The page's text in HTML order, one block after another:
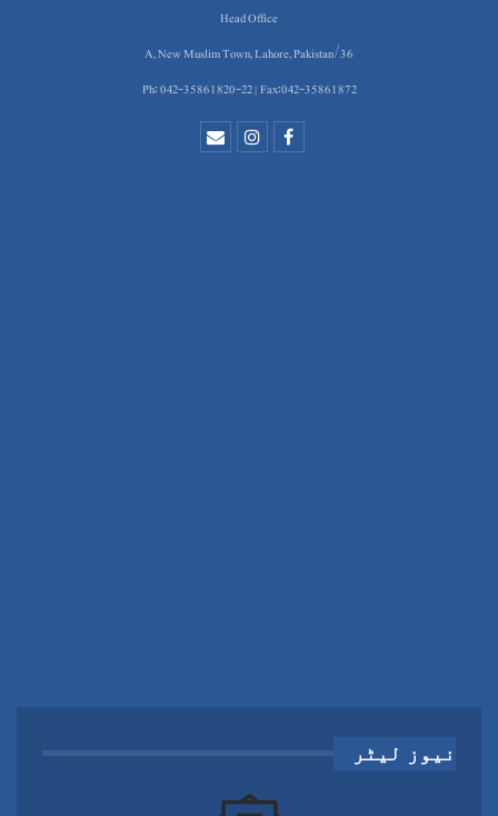
Head Office
36/A, New Muslim Town, Lahore, Pakistan
Ph: 042-35861820-22 | Fax:042-35861872
نیوز لیٹر